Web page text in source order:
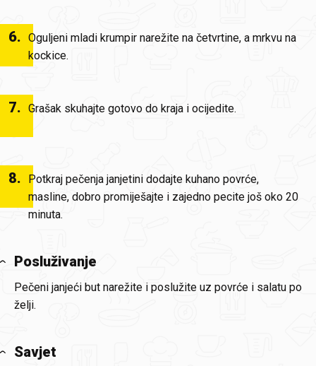
6. Oguljeni mladi krumpir narežite na četvrtine, a mrkvu na
kockice.
7. Grašak skuhajte gotovo do kraja i ocijedite.
8.
Potkraj pečenja janjetini dodajte kuhano povrće,
masline, dobro promiješajte i zajedno pecite još oko 20
minuta.
Posluživanje
Pečeni janjeći but narežite i poslužite uz povrće i salatu po
želji.
Savjet